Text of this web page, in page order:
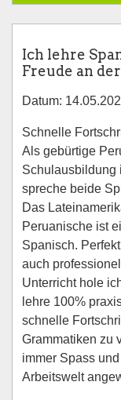
Ich lehre
Freude an
Datum:
Schnelle
Als gebürtige
Schulausbildung
spreche beide
Das
Peruanische ist
Spanisch.
auch
Unterricht hole
lehre 100%
schnelle
Grammatiken zu
immer Spass
Arbeitswelt